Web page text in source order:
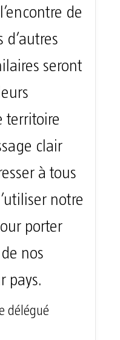
de
seront
territoire
clair
à tous
notre
porter
nos
pays.
délégué